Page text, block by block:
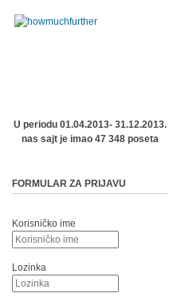
U periodu 01.04.2013- 31.12.2013.
nas sajt je imao 47 348 poseta
FORMULAR ZA PRIJAVU
Korisničko ime
Lozinka